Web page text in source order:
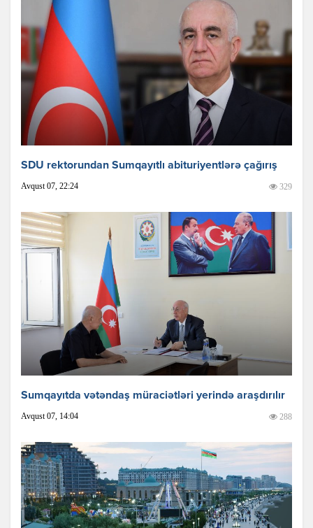
SDU rektorundan Sumqayıtlı abituriyentlərə çağırış
Avqust 07, 22:24 329
Sumqayıtda vətəndaş müraciətləri yerində araşdırılır
Avqust 07, 14:04 288